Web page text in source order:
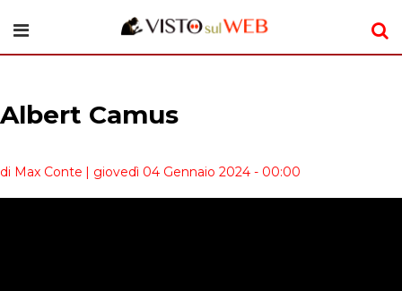
Albert Camus
di Max Conte | giovedì 04 Gennaio 2024 - 00:00